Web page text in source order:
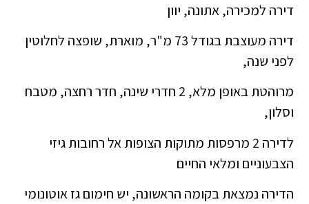
דירה למכירה, אתונה, יוון
דירה מעוצבת בגודל 73 מ"ר, מוארת, שופצה לחלוטין
לפני שנה,
מרוהטת באופן מלא, 2 חדרי שינה, חדר רחצה, מטבח
וסלון,
לדירה 2 מרפסות מתוקות הצופות אל רחובות גיזי
הצבעוניים ומלאי החיים
הדירה נמצאת בקומה הראשונה, יש חימום גז אוטונומי